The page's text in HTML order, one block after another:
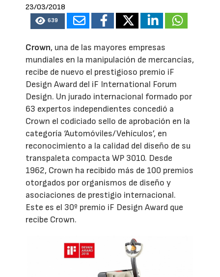
23/03/2018
639
Crown, una de las mayores empresas
mundiales en la manipulación de mercancías,
recibe de nuevo el prestigioso premio iF
Design Award del iF International Forum
Design. Un jurado internacional formado por
63 expertos independientes concedió a
Crown el codiciado sello de aprobación en la
categoría ‘Automóviles/Vehículos’, en
reconocimiento a la calidad del diseño de su
transpaleta compacta WP 3010. Desde
1962, Crown ha recibido más de 100 premios
otorgados por organismos de diseño y
asociaciones de prestigio internacional.
Este es el 30º premio iF Design Award que
recibe Crown.